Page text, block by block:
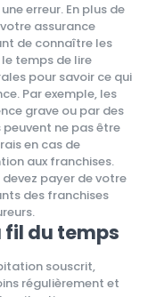
erreur. En plus de
assurance
de connaître les
temps de lire
pour savoir ce qui
Par exemple, les
grave ou par des
ne pas être
en cas de
aux franchises.
payer de votre
des franchises
du temps
souscrit,
régulièrement et